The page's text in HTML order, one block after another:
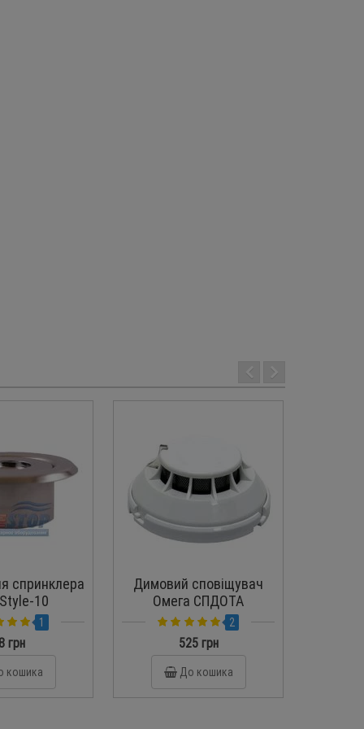
спринклера
10
1
грн
кошика
Димовий сповіщувач
Омега СПДОТА
(ИПДОТА)2
525 грн
До кошика